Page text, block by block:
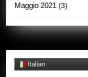
Maggio 2021 (3)
Italian